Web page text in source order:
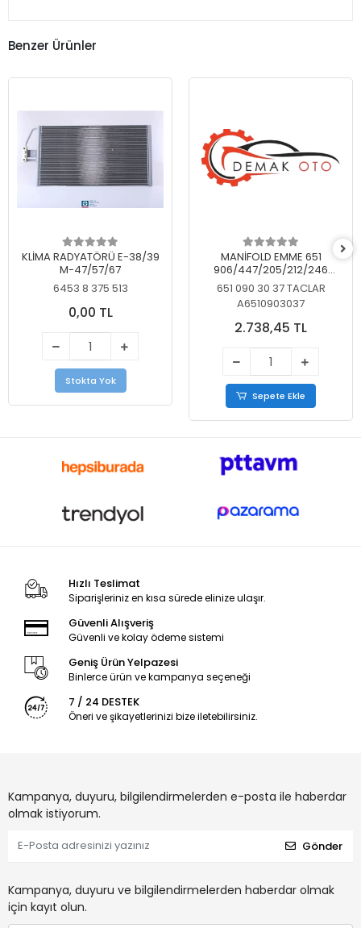
Benzer Ürünler
KLİMA RADYATÖRÜ E-38/39
M-47/57/67
6453 8 375 513
0,00 TL
Stokta Yok
MANİFOLD EMME 651
906/447/205/212/246
KELEBEKSİZ
651 090 30 37 TACLAR
A6510903037
2.738,45 TL
Sepete Ekle
Hızlı Teslimat
Siparişleriniz en kısa sürede elinize ulaşır.
Güvenli Alışveriş
Güvenli ve kolay ödeme sistemi
Geniş Ürün Yelpazesi
Binlerce ürün ve kampanya seçeneği
7 / 24 DESTEK
Öneri ve şikayetlerinizi bize iletebilirsiniz.
Kampanya, duyuru, bilgilendirmelerden e-posta ile haberdar
olmak istiyorum.
Gönder
Kampanya, duyuru ve bilgilendirmelerden haberdar olmak
için kayıt olun.